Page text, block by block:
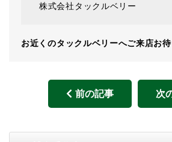
株式会社タックルベリー
お近くのタックルベリーへご来店お
前の記事 次